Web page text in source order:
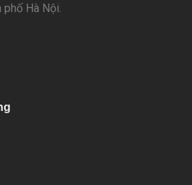
phố Hà Nội.